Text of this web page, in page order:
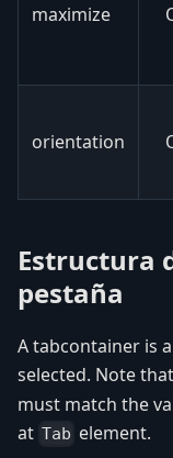
maximize
orientation
Estructura
pestaña
A tabcontainer is
selected. Note that
must match the
at Tab element.